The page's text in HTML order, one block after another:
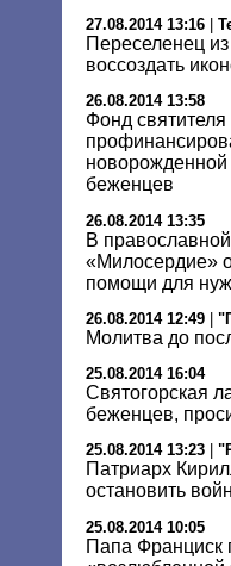
27.08.2014 13:16
Переселенец
воссоздать
26.08.2014 13:58
Фонд
новорожденной
беженцев
26.08.2014 13:35
В
«Милосердие»
помощи для
26.08.2014 12:49
Молитва до
25.08.2014 16:04
Святогорская
беженцев,
25.08.2014 13:23
Патриарх
остановить
25.08.2014 10:05
Папа Франциск